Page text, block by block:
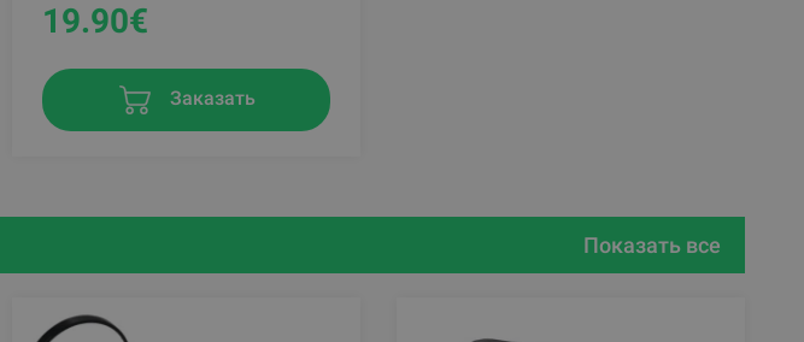
19.90€
Заказать
Показать все